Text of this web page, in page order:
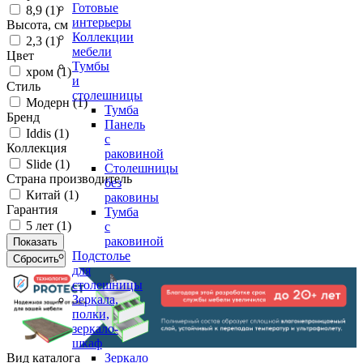
Готовые
интерьеры
Коллекции
мебели
Тумбы
и
столешницы
Тумба
Панель
с
раковиной
Столешницы
без
раковины
Тумба
с
раковиной
Подстолье
для
столешницы
Зеркала,
полки,
зеркало-
шкаф
Зеркало
8,9 (1)
Высота, см
2,3 (1)
Цвет
хром (1)
Стиль
Модерн (1)
Бренд
Iddis (1)
Коллекция
Slide (1)
Страна производитель
Китай (1)
Гарантия
5 лет (1)
Вид каталога